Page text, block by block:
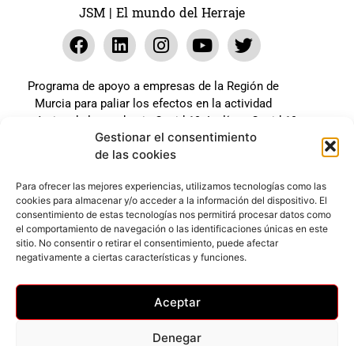
Gestionar el consentimiento
de las cookies
Para ofrecer las mejores experiencias, utilizamos tecnologías como las
cookies para almacenar y/o acceder a la información del dispositivo. El
consentimiento de estas tecnologías nos permitirá procesar datos como
el comportamiento de navegación o las identificaciones únicas en este
sitio. No consentir o retirar el consentimiento, puede afectar
negativamente a ciertas características y funciones.
Aceptar
Denegar
JSM | El mundo del Herraje
Programa de apoyo a empresas de la Región de
Murcia para paliar los efectos en la actividad
económica de la pandemia Covid-19. La línea Covid-19
coste cero cofinanciada por la unión europea.
Expediente: 2020.07.COSI.0483
Web desarrollada gracias al Programa Kit Digital
Cofinanciado por los Fondos Next Generation (EU) del